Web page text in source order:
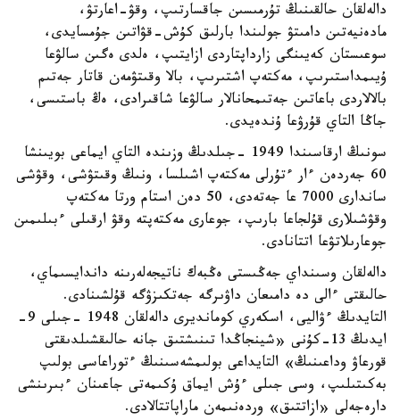
دالەلقان حالقىنىڭ تۇرمىسىن جاقسارتىپ، وقۋ-اعارتۋ،
مادەنيەتىن دامىتۋ جولىندا بارلىق كۇش-قۋاتىن جۇمسايدى،
سوعىستان كەيىنگى زارداپتاردى ازايتىپ، ەلدى ەگىن سالۋعا
ۇيىمداستىرىپ، مەكتەپ اشتىرىپ، بالا وقىتۋمەن قاتار جەتىم
بالالاردى باعاتىن جەتىمحانالار سالۋعا شاقىرادى، ەڭ باستىسى،
جاڭا التاي قۇرۋعا ۇندەيدى.
سونىڭ ارقاسىندا 1949 -جىلدىڭ وزىندە التاي ايماعى بويىنشا
60 جەردەن ءار ءتۇرلى مەكتەپ اشىلسا، ونىڭ وقىتۋشى، وقۋشى
ساندارى 7000 عا جەتەدى، 50 دەن استام ورتا مەكتەپ
وقۋشىلارى قۇلجاعا بارىپ، جوعارى مەكتەپتە وقۋ ارقىلى ءبىلىمىن
جوعارىلاتۋعا اتتانادى.
دالەلقان وسىنداي جەڭىستى ەڭبەك ناتيجەلەرىنە داندايسىماي،
حالىقتى ءالى دە دامىعان داۋىرگە جەتكىزۋگە قۇلشىنادى.
التايدىڭ ءۋاليى، اسكەري كومانديرى دالەلقان 1948 -جىلى 9-
ايدىڭ 13-كۇنى «شينجاڭدا تىنىشتىق جانە حالىقشىلدىقتى
قورعاۋ وداعىنىڭ» التايداعى بولىمشەسىنىڭ ءتوراعاسى بولىپ
بەكىتىلىپ، وسى جىلى ءۇش ايماق ۇكىمەتى جاعىنان ءبىرىنشى
دارەجەلى «ازاتتىق» وردەنىمەن ماراپاتتالادى.